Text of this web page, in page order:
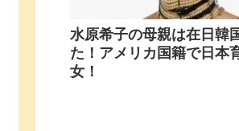
水原希子の母親は在日韓
た！アメリカ国籍で日本
女！